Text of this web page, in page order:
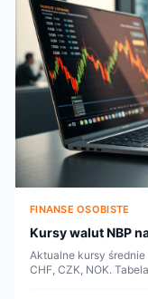
FINANSE OSOBISTE
Kursy walut NBP
Aktualne kursy średnie
CHF, CZK, NOK.